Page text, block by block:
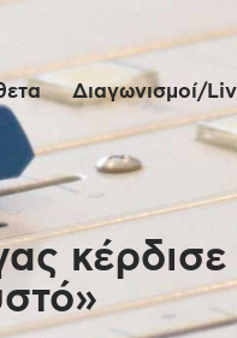
Διαγωνισμοί/